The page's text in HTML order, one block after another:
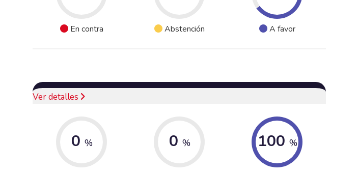
En contra Abstención A favor
Ver detalles
0 % 0 % 100 %